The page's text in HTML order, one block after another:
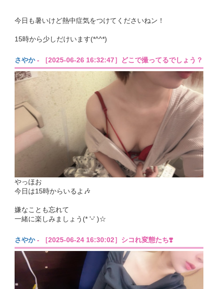
今日も暑いけど熱中症気をつけてくださいねン！
15時から少しだけいます(*^^*)
さやか- ［2025-06-26 16:32:47］どこで撮ってるでしょう？
やっほお
今日は15時からいるよ🎶
嫌なことも忘れて
一緒に楽しみましょう(* 'ᵕ' )☆
さやか- ［2025-06-24 16:30:02］シコれ変態たち❣️